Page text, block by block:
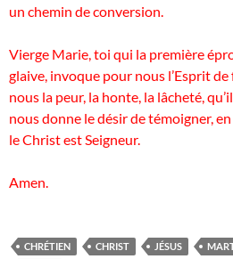
un chemin de conversion.
Vierge Marie, toi qui la première
glaive, invoque pour nous l’Esprit de
nous la peur, la honte, la lâcheté,
nous donne le désir de témoigner,
le Christ est Seigneur.
Amen.
CHRÉTIEN CHRIST JÉSUS